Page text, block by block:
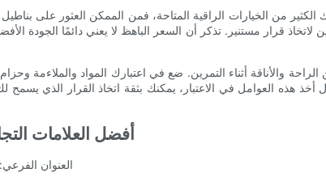
من الخيارات الراقية المتاحة، فمن الممكن العثور على
لاتخاذ قرار مستنير. تذكر أن السعر الباهظ لا يعني دائمًا الجودة
والأناقة أثناء التمرين. ضع في اعتبارك المواد والملاءمة
هذه العوامل في الاعتبار، يمكنك بثقة اتخاذ القرار الذي يسمح
أفضل العلامات
العنوان